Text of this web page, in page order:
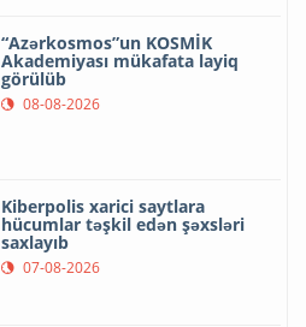
“Azərkosmos”un KOSMİK
Akademiyası mükafata layiq
görülüb
08-08-2026
Kiberpolis xarici saytlara
hücumlar təşkil edən şəxsləri
saxlayıb
07-08-2026